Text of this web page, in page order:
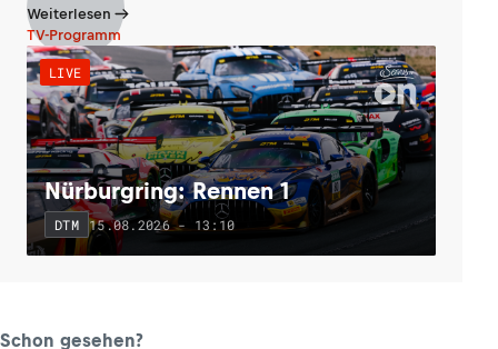
Weiterlesen
TV-Programm
LIVE
Nürburgring: Rennen 1
DTM 15.08.2026 - 13:10
Schon gesehen?